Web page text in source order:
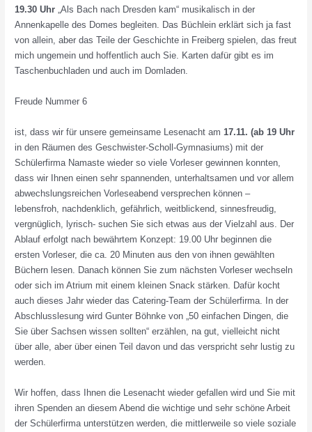
19.30 Uhr „Als Bach nach Dresden kam“ musikalisch in der
Annenkapelle des Domes begleiten. Das Büchlein erklärt sich ja fast
von allein, aber das Teile der Geschichte in Freiberg spielen, das freut
mich ungemein und hoffentlich auch Sie. Karten dafür gibt es im
Taschenbuchladen und auch im Domladen.
Freude Nummer 6
ist, dass wir für unsere gemeinsame Lesenacht am 17.11. (ab 19 Uhr
in den Räumen des Geschwister-Scholl-Gymnasiums) mit der
Schülerfirma Namaste wieder so viele Vorleser gewinnen konnten,
dass wir Ihnen einen sehr spannenden, unterhaltsamen und vor allem
abwechslungsreichen Vorleseabend versprechen können –
lebensfroh, nachdenklich, gefährlich, weitblickend, sinnesfreudig,
vergnüglich, lyrisch- suchen Sie sich etwas aus der Vielzahl aus. Der
Ablauf erfolgt nach bewährtem Konzept: 19.00 Uhr beginnen die
ersten Vorleser, die ca. 20 Minuten aus den von ihnen gewählten
Büchern lesen. Danach können Sie zum nächsten Vorleser wechseln
oder sich im Atrium mit einem kleinen Snack stärken. Dafür kocht
auch dieses Jahr wieder das Catering-Team der Schülerfirma. In der
Abschlusslesung wird Gunter Böhnke von „50 einfachen Dingen, die
Sie über Sachsen wissen sollten“ erzählen, na gut, vielleicht nicht
über alle, aber über einen Teil davon und das verspricht sehr lustig zu
werden.
Wir hoffen, dass Ihnen die Lesenacht wieder gefallen wird und Sie mit
ihren Spenden an diesem Abend die wichtige und sehr schöne Arbeit
der Schülerfirma unterstützen werden, die mittlerweile so viele soziale